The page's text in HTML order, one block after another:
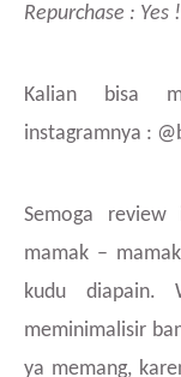
Repurchase :
Kalian bisa
instagramnya :
Semoga
mamak –
kudu diapain.
meminimalisir
ya memang,